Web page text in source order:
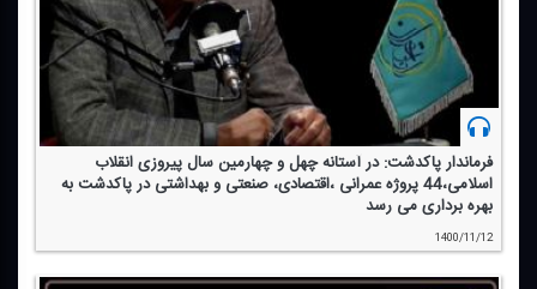
فرماندار پاكدشت: در آستانه چهل و چهارمین سال پیروزی انقلاب
اسلامی،44 پروژه عمرانی ،اقتصادی، صنعتی و بهداشتی در پاكدشت به
بهره برداری می رسد
1400/11/12